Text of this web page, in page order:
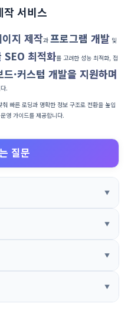
작 서비스
지 제작과 프로그램 개발 및
SEO 최적화를 고려한 성능 최적화, 접
드·커스텀 개발을 지원하며
.
빠른 로딩과 명확한 정보 구조로 전환을 높입
영 가이드를 제공합니다.
질문